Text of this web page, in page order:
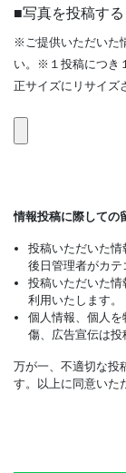
■写真を投稿する
※ご提供いただいた
い。※１投稿につき
正サイズにリサイズ
情報投稿に際しての
投稿いただいた情
後日管理者がカテ
投稿いただいた
利用いたします。
個人情報、個人
傷、広告宣伝は投
万が一、不適切な投
す。以上に同意いた